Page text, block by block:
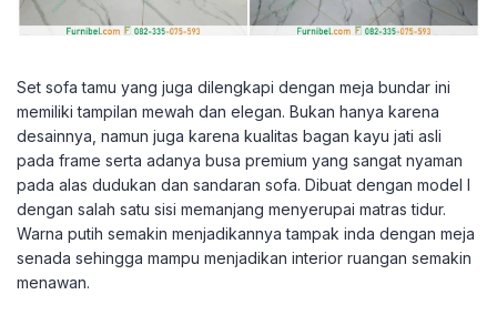
Set sofa tamu yang juga dilengkapi dengan meja bundar ini
memiliki tampilan mewah dan elegan. Bukan hanya karena
desainnya, namun juga karena kualitas bagan kayu jati asli
pada frame serta adanya busa premium yang sangat nyaman
pada alas dudukan dan sandaran sofa. Dibuat dengan model l
dengan salah satu sisi memanjang menyerupai matras tidur.
Warna putih semakin menjadikannya tampak inda dengan meja
senada sehingga mampu menjadikan interior ruangan semakin
menawan.